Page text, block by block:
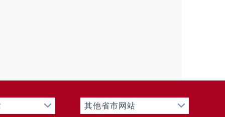
危险废物收集贮存运输技术规范》
质单位清运处置。
其他省市网站